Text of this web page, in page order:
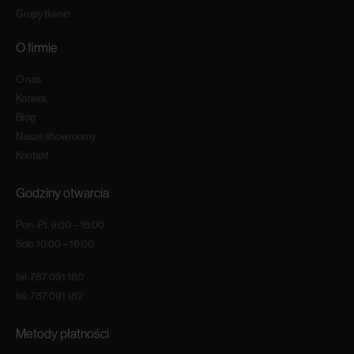
bardziej komfortowa, zwłaszcza w chłodnym sezonie jesienno-zimowym.
funkcję - chronią Twoją podłogę przed zniszczeniami i przedłużają jej
Grupy tkanin
O firmie
O nas
Kariera
Blog
Nasze showroomy
Kontakt
Godziny otwarcia
Pon.-Pt. 9:00 – 18:00
Sob. 10:00 – 16:00
tel: 787 091 180
tel: 787 091 182
Metody płatności